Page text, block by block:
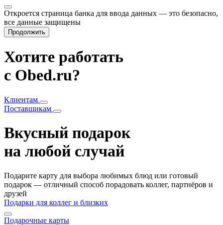
Откроется страница банка для ввода данных — это безопасно,
все данные защищены
Продолжить
Хотите работать
с Obed.ru?
Клиентам
Поставщикам
Вкусный подарок
на любой случай
Подарите карту для выбора любимых блюд или готовый
подарок — отличный способ порадовать коллег, партнёров и
друзей
Подарки для коллег и близких
Подарочные карты